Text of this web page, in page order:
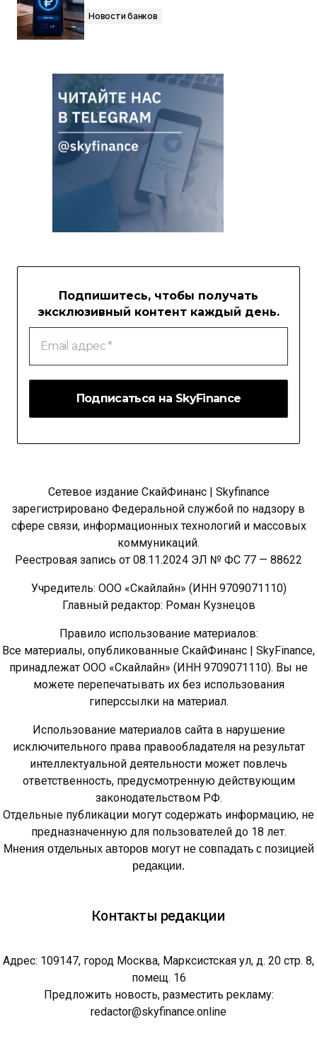
Новости банков
Подпишитесь, чтобы получать
эксклюзивный контент каждый день.
Email
адрес
Сетевое издание СкайФинанс | Skyfinance
зарегистрировано Федеральной службой по надзору в
сфере связи, информационных технологий и массовых
коммуникаций.
Реестровая запись от 08.11.2024 ЭЛ № ФС 77 — 88622
Учредитель: ООО «Скайлайн» (ИНН 9709071110)
Главный редактор: Роман Кузнецов
Правило использование материалов:
Все материалы, опубликованные СкайФинанс | SkyFinance,
принадлежат ООО «Скайлайн» (ИНН 9709071110). Вы не
можете перепечатывать их без использования
гиперссылки на материал.
Использование материалов сайта в нарушение
исключительного права правообладателя на результат
интеллектуальной деятельности может повлечь
ответственность, предусмотренную действующим
законодательством РФ.
Отдельные публикации могут содержать информацию, не
предназначенную для пользователей до 18 лет.
Мнения отдельных авторов могут не совпадать с позицией
редакции.
Контакты редакции
Адрес: 109147, город Москва, Марксистская ул, д. 20 стр. 8,
помещ. 16
Предложить новость, разместить рекламу:
redactor@skyfinance.online